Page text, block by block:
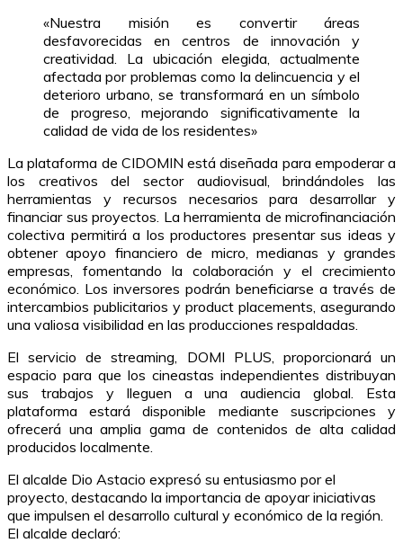
«Nuestra misión es convertir áreas
desfavorecidas en centros de innovación y
creatividad. La ubicación elegida, actualmente
afectada por problemas como la delincuencia y el
deterioro urbano, se transformará en un símbolo
de progreso, mejorando significativamente la
calidad de vida de los residentes»
La plataforma de CIDOMIN está diseñada para empoderar a
los creativos del sector audiovisual, brindándoles las
herramientas y recursos necesarios para desarrollar y
financiar sus proyectos. La herramienta de microfinanciación
colectiva permitirá a los productores presentar sus ideas y
obtener apoyo financiero de micro, medianas y grandes
empresas, fomentando la colaboración y el crecimiento
económico. Los inversores podrán beneficiarse a través de
intercambios publicitarios y product placements, asegurando
una valiosa visibilidad en las producciones respaldadas.
El servicio de streaming, DOMI PLUS, proporcionará un
espacio para que los cineastas independientes distribuyan
sus trabajos y lleguen a una audiencia global. Esta
plataforma estará disponible mediante suscripciones y
ofrecerá una amplia gama de contenidos de alta calidad
producidos localmente.
El alcalde Dio Astacio expresó su entusiasmo por el
proyecto, destacando la importancia de apoyar iniciativas
que impulsen el desarrollo cultural y económico de la región.
El alcalde declaró: